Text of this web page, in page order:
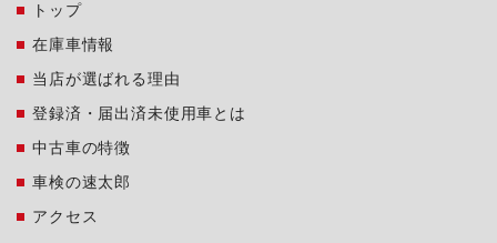
トップ
在庫車情報
当店が選ばれる理由
登録済・届出済未使用車とは
中古車の特徴
車検の速太郎
アクセス